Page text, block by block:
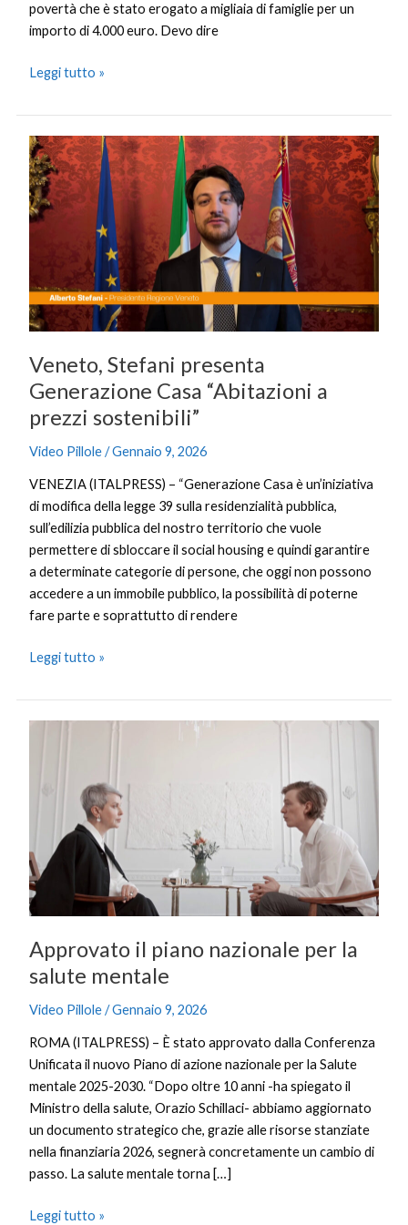
povertà che è stato erogato a migliaia di famiglie per un
importo di 4.000 euro. Devo dire
Leggi tutto »
Veneto, Stefani presenta
Generazione Casa “Abitazioni a
prezzi sostenibili”
Video Pillole/Gennaio 9, 2026
VENEZIA (ITALPRESS) – “Generazione Casa è un’iniziativa
di modifica della legge 39 sulla residenzialità pubblica,
sull’edilizia pubblica del nostro territorio che vuole
permettere di sbloccare il social housing e quindi garantire
a determinate categorie di persone, che oggi non possono
accedere a un immobile pubblico, la possibilità di poterne
fare parte e soprattutto di rendere
Veneto,
Stefani
presenta
Generazione
Casa
“Abitazioni
prezzi
sostenibili”
Leggi tutto »
Approvato il piano nazionale per la
salute mentale
Video Pillole/Gennaio 9, 2026
ROMA (ITALPRESS) – È stato approvato dalla Conferenza
Unificata il nuovo Piano di azione nazionale per la Salute
mentale 2025-2030. “Dopo oltre 10 anni -ha spiegato il
Ministro della salute, Orazio Schillaci- abbiamo aggiornato
un documento strategico che, grazie alle risorse stanziate
nella finanziaria 2026, segnerà concretamente un cambio di
passo. La salute mentale torna […]
nazionale
salute
mentale
Leggi tutto »